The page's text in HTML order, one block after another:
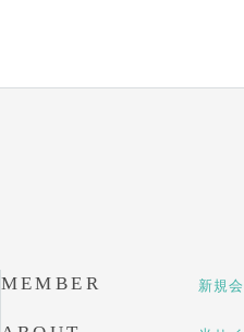
MEMBER 新規